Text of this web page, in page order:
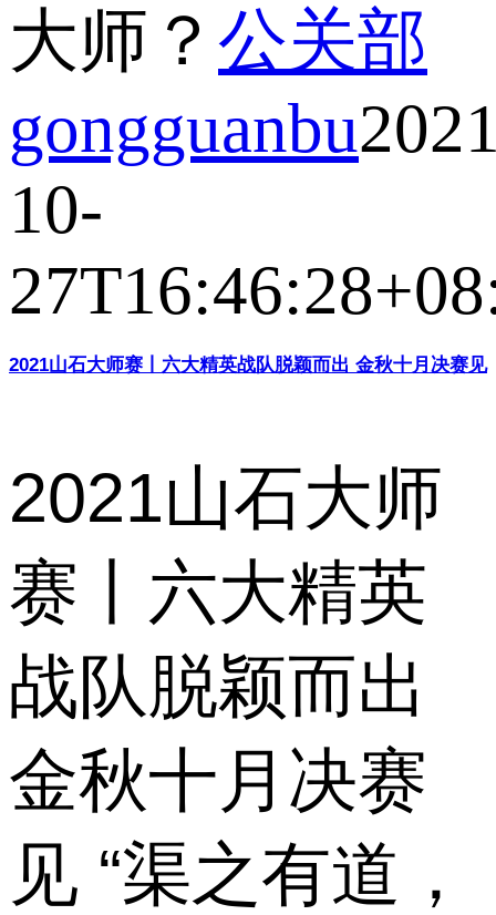
大师？ 公关部
gongguanbu
10-
2021山石大师赛丨六大精英战队脱颖而出 金秋十月决赛见
2021山石大师
赛丨六大精英
战队脱颖而出
金秋十月决赛
见 “渠之有道，